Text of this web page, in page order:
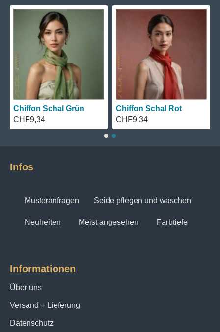
Chiffon Schal Grün
CHF9,34
Chiffon Schal Rot
CHF9,34
Infos
Musteranfragen Seide pflegen und waschen
Neuheiten Meist angesehen Farbtiefe
Informationen
Über uns
Versand + Lieferung
Datenschutz